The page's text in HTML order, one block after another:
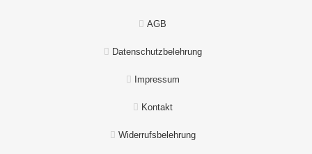
AGB
Datenschutzbelehrung
Impressum
Kontakt
Widerrufsbelehrung